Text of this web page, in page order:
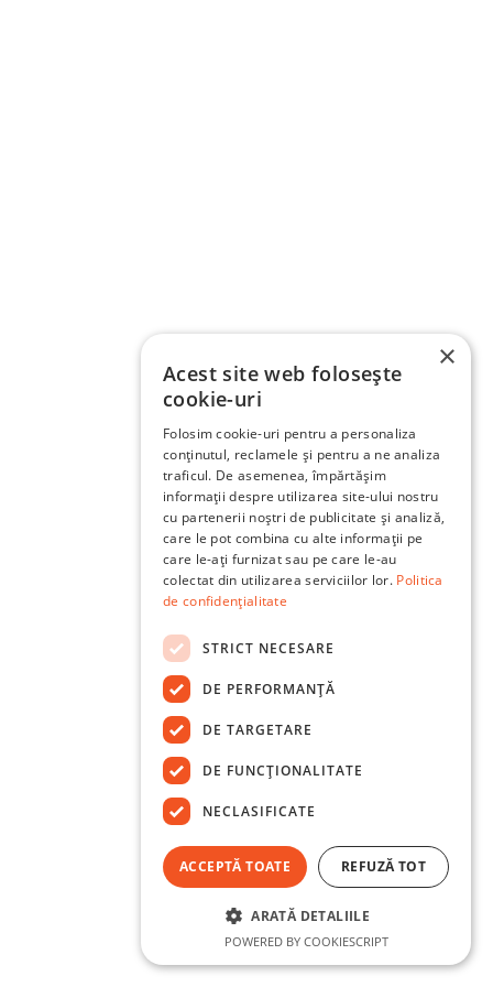
×
Acest site web folosește
cookie-uri
Folosim cookie-uri pentru a personaliza
conținutul, reclamele și pentru a ne analiza
traficul. De asemenea, împărtășim
informații despre utilizarea site-ului nostru
cu partenerii noștri de publicitate și analiză,
care le pot combina cu alte informații pe
care le-ați furnizat sau pe care le-au
colectat din utilizarea serviciilor lor. Politica
de confidențialitate
STRICT NECESARE
DE PERFORMANȚĂ
DE TARGETARE
DE FUNCŢIONALITATE
NECLASIFICATE
ACCEPTĂ TOATE REFUZĂ TOT
ARATĂ DETALIILE
POWERED BY COOKIESCRIPT